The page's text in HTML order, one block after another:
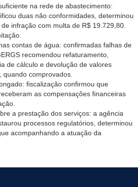
na rede de abastecimento:
duas não conformidades, determinou
infração com multa de R$ 19.729,80.
contas de água: confirmadas falhas de
recomendou refaturamento,
de cálculo e devolução de valores
comprovados.
fiscalização confirmou que
as compensações financeiras
a prestação dos serviços: a agência
processos regulatórios, determinou
acompanhando a atuação da